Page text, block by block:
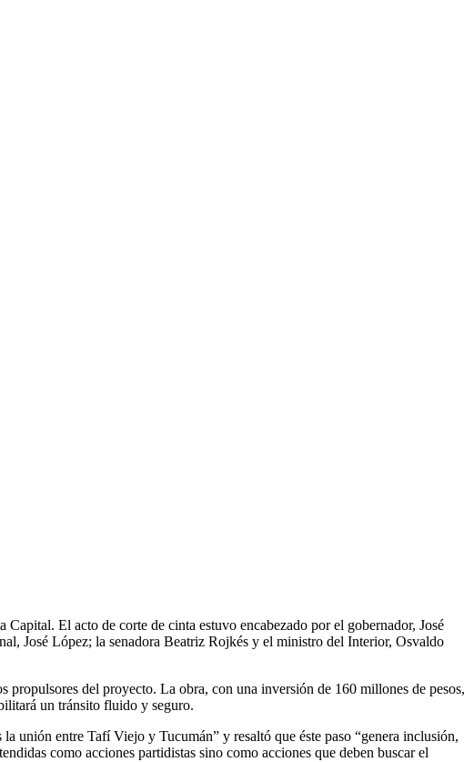
El acto de corte de cinta estuvo encabezado por el gobernador, José
José López; la senadora Beatriz Rojkés y el ministro del Interior, Osvaldo
del proyecto. La obra, con una inversión de 160 millones de pesos,
un tránsito fluido y seguro.
unión entre Tafí Viejo y Tucumán” y resaltó que éste paso “genera inclusión,
como acciones partidistas sino como acciones que deben buscar el